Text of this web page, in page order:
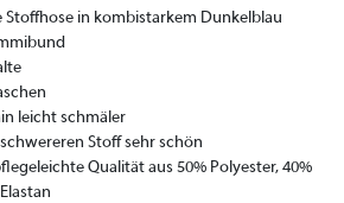
Stoffhose in kombistarkem Dunkelblau
leicht schmäler
Stoff sehr schön
Qualität aus 50% Polyester, 40%